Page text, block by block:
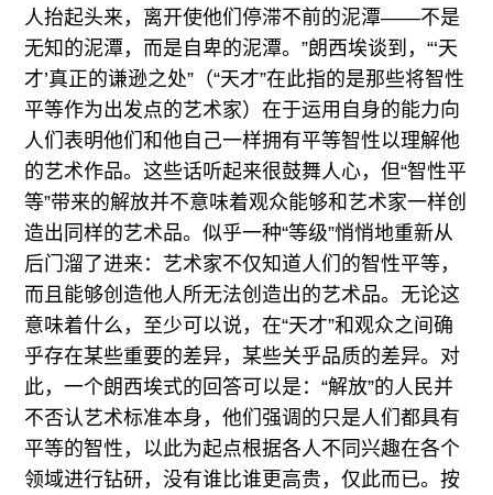
人抬起头来，离开使他们停滞不前的泥潭——不是
无知的泥潭，而是自卑的泥潭。”朗西埃谈到，“‘天
才’真正的谦逊之处”（“天才”在此指的是那些将智性
平等作为出发点的艺术家）在于运用自身的能力向
人们表明他们和他自己一样拥有平等智性以理解他
的艺术作品。这些话听起来很鼓舞人心，但“智性平
等”带来的解放并不意味着观众能够和艺术家一样创
造出同样的艺术品。似乎一种“等级”悄悄地重新从
后门溜了进来：艺术家不仅知道人们的智性平等，
而且能够创造他人所无法创造出的艺术品。无论这
意味着什么，至少可以说，在“天才”和观众之间确
乎存在某些重要的差异，某些关乎品质的差异。对
此，一个朗西埃式的回答可以是：“解放”的人民并
不否认艺术标准本身，他们强调的只是人们都具有
平等的智性，以此为起点根据各人不同兴趣在各个
领域进行钻研，没有谁比谁更高贵，仅此而已。按